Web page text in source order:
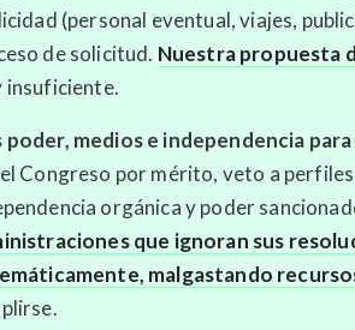
(personal eventual, viajes,
de solicitud. Nuestra propuesta
insuficiente.
poder, medios e independencia para
Congreso por mérito, veto a
orgánica y poder
que ignoran sus
malgastando